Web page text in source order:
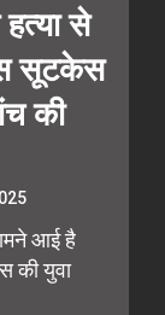
से
सूटकेस
की
आई है
की युवा